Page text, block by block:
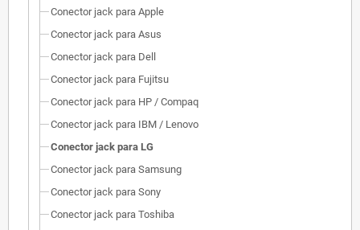
Conector jack para Apple
Conector jack para Asus
Conector jack para Dell
Conector jack para Fujitsu
Conector jack para HP / Compaq
Conector jack para IBM / Lenovo
Conector jack para LG
Conector jack para Samsung
Conector jack para Sony
Conector jack para Toshiba